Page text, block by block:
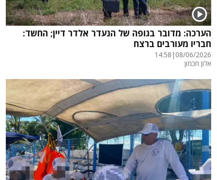
הערכה: מדובר בגופה של הנעדר אלדר דיין; החשד:
חבריו מעורבים ברצח
08/06/2026
|
14:58
אלון חכמון